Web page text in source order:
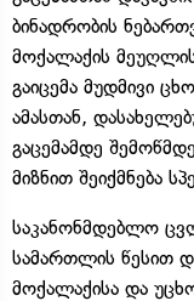
ბინადრობის
მოქალაქის
გაიცემა მუდმივი
ამასთან,
გაცემამდე
მიზნით შეიქმნება
საკანონმდებლო
სამართლის წესით
მოქალაქისა და